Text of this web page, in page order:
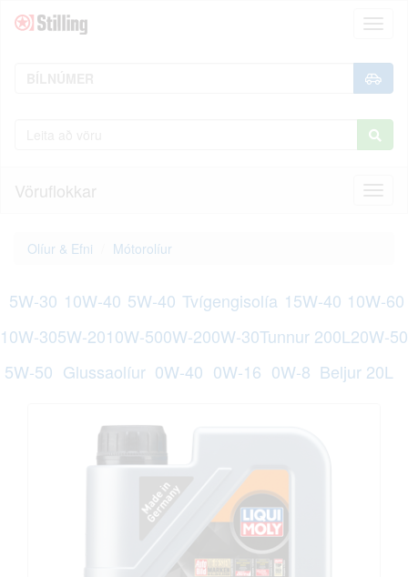
Vöruflokkar
Olíur & Efni Mótorolíur
5W-30 10W-40 5W-40 Tvígengisolía 15W-40 10W-60
10W-305W-2010W-500W-200W-30Tunnur 200L 20W-50
5W-50 Glussaolíur 0W-40 0W-16 0W-8 Beljur 20L